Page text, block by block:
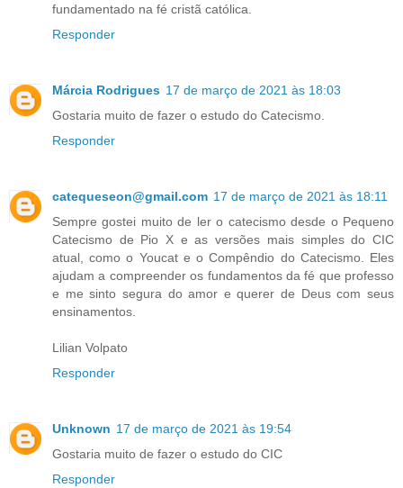
fundamentado na fé cristã católica.
Responder
Márcia Rodrigues 17 de março de 2021 às 18:03
Gostaria muito de fazer o estudo do Catecismo.
Responder
catequeseon@gmail.com 17 de março de 2021 às 18:11
Sempre gostei muito de ler o catecismo desde o Pequeno
Catecismo de Pio X e as versões mais simples do CIC
atual, como o Youcat e o Compêndio do Catecismo. Eles
ajudam a compreender os fundamentos da fé que professo
e me sinto segura do amor e querer de Deus com seus
ensinamentos.
Lilian Volpato
Responder
Unknown 17 de março de 2021 às 19:54
Gostaria muito de fazer o estudo do CIC
Responder